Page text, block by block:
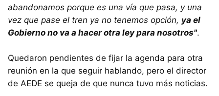
abandonamos porque es una vía que pasa, y una
vez que pase el tren ya no tenemos opción, ya el
Gobierno no va a hacer otra ley para nosotros".
Quedaron pendientes de fijar la agenda para otra
reunión en la que seguir hablando, pero el director
de AEDE se queja de que nunca tuvo más noticias.